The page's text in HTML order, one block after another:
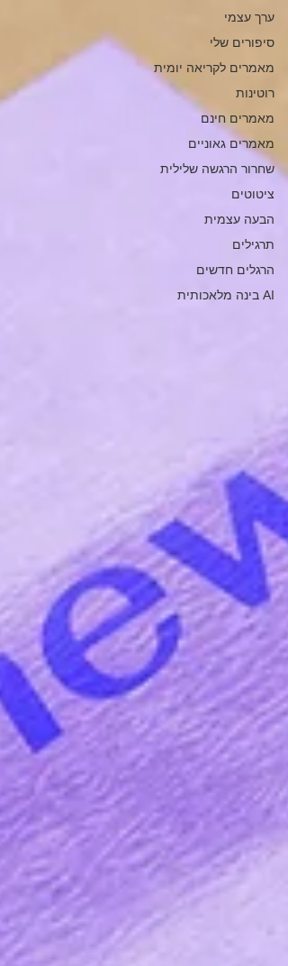
ערך עצמי
סיפורים שלי
מאמרים לקריאה יומית
רוטינות
מאמרים חינם
מאמרים גאוניים
שחרור הרגשה שלילית
ציטוטים
הבעה עצמית
תרגילים
הרגלים חדשים
AI בינה מלאכותית